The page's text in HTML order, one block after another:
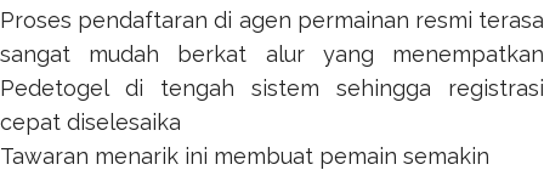
Proses pendaftaran di agen permainan resmi terasa
sangat mudah berkat alur yang menempatkan
Pedetogeldi tengah sistem sehingga registrasi
cepat diselesaika
Tawaran menarik ini membuat pemain semakin